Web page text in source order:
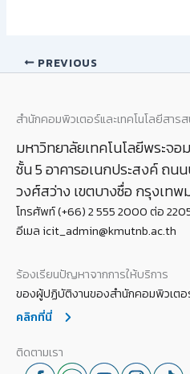
PREVIOUS
สำนักคอมพิวเตอร์และเทคโนโลยีสาร
มหาวิทยาลัยเทคโนโลยีพระจอ
ชั้น 5 อาคารอเนกประสงค์ ถนน
วงศ์สว่าง เขตบางซื่อ กรุงเท
โทรศัพท์ (+66) 2 555 2000 ต่อ
อีเมล icit_admin@kmutnb.ac.th
ร้องเรียนปัญหาจากการให้บริการ
ของผู้ปฏิบัติงานของสำนักคอมพิวเต
คลิกที่นี่
ติดตามเรา